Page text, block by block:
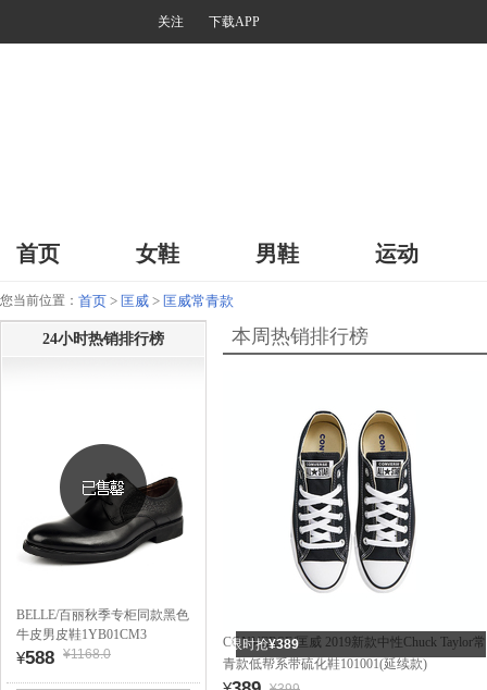
关注 下载APP
首页 女鞋 男鞋 运动
您当前位置： 首页 > 匡威 > 匡威常青款
24小时热销排行榜
BELLE/百丽秋季专柜同款黑色
牛皮男皮鞋1YB01CM3
¥588 ¥1168.0
本周热销排行榜
限时抢¥389
CONVERSE/匡威 2019新款中性Chuck Taylor常
青款低帮系带硫化鞋101001(延续款)